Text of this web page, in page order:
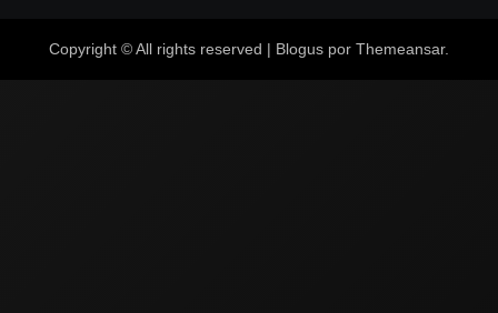
Copyright © All rights reserved | Blogus por Themeansar.